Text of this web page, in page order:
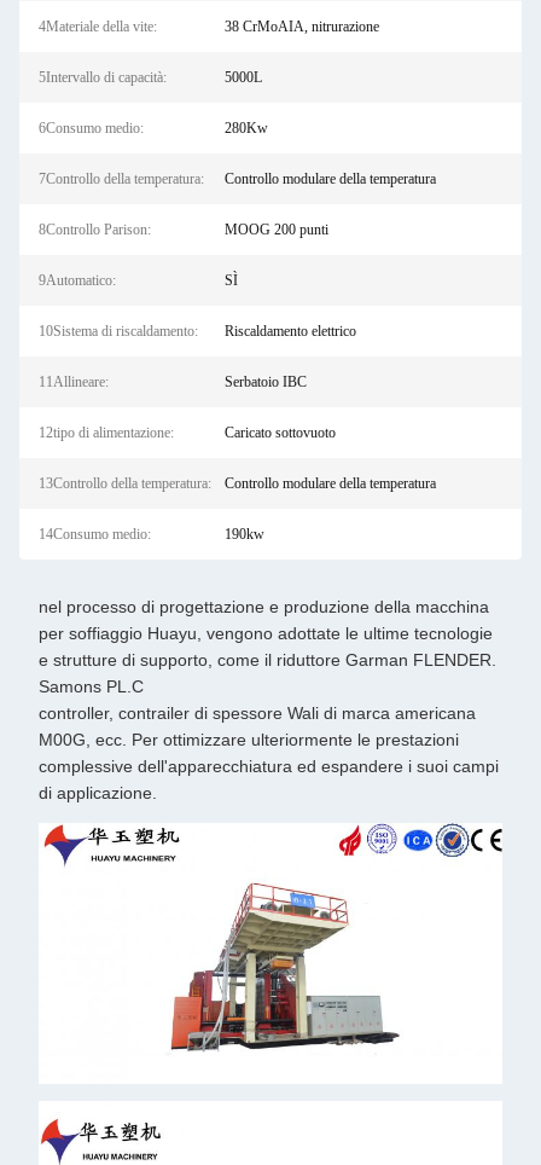
4Materiale della vite: 38 CrMoAIA, nitrurazione
5Intervallo di capacità: 5000L
6Consumo medio: 280Kw
7Controllo della temperatura: Controllo modulare della temperatura
8Controllo Parison: MOOG 200 punti
9Automatico: SÌ
10Sistema di riscaldamento: Riscaldamento elettrico
11Allineare: Serbatoio IBC
12tipo di alimentazione: Caricato sottovuoto
13Controllo della temperatura: Controllo modulare della temperatura
14Consumo medio: 190kw
nel processo di progettazione e produzione della macchina
per soffiaggio Huayu, vengono adottate le ultime tecnologie
e strutture di supporto, come il riduttore Garman FLENDER.
Samons PL.C
controller, contrailer di spessore Wali di marca americana
M00G, ecc. Per ottimizzare ulteriormente le prestazioni
complessive dell'apparecchiatura ed espandere i suoi campi
di applicazione.